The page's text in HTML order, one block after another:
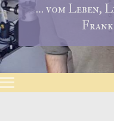
… vom Leben,
Menu